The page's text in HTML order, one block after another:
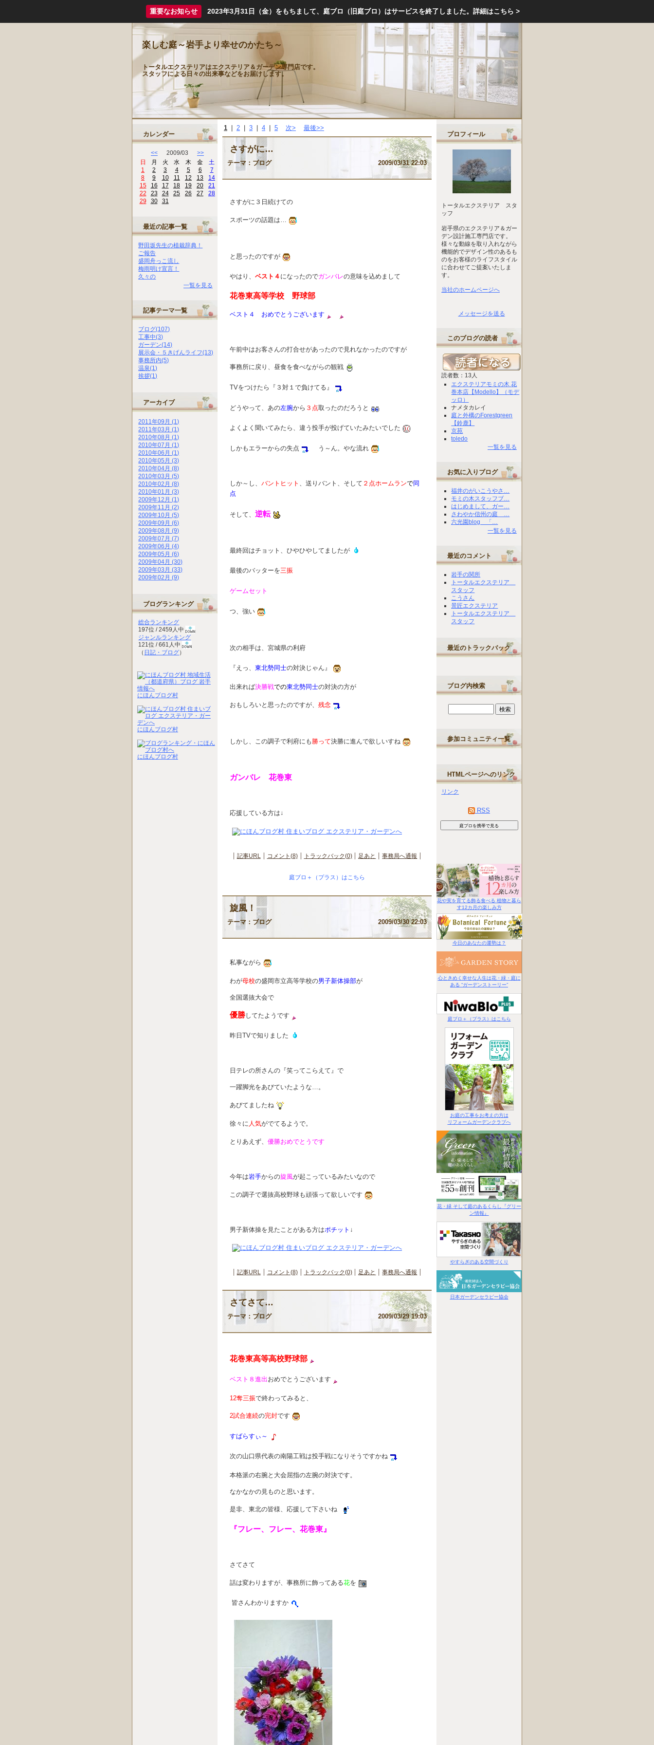
重要なお知らせ 2023年3月31日（金）をもちまして、庭ブロ（旧庭ブロ）はサービスを終了しました。 詳細はこちら >
楽しむ庭～岩手より幸せのかたち～
トータルエクステリアはエクステリア＆ガーデン専門店です。
スタッフによる日々の出来事などをお届けします。
1 2 3 4 5 次> 最後>>
さすがに…
テーマ： ブログ 2009/03/31 22:03
さすがに３日続けての
スポーツの話題は…
と思ったのですが
やはり、 ベスト４ になったのでガンバレの意味を込めまして
花巻東高等学校 野球部
ベスト４ おめでとうございます
午前中はお客さんの打合せがあったので見れなかったのですが
事務所に戻り、昼食を食べながらの観戦
TVをつけたら『３対１で負けてる』
どうやって、あの左腕から ３点取ったのだろうと
よくよく聞いてみたら、違う投手が投げていたみたいでした
しかもエラーからの失点 う～ん。やな流れ
しか～し、 バントヒット 、送りバント、そして ２点ホームランで同
点
そして、 逆転
最終回はチョット、ひやひやしてましたが
最後のバッターを三振
ゲームセット
つ、強い
次の相手は、宮城県の利府
『えっ、 東北勢同士の対決じゃん』
出来れば決勝戦での東北勢同士の対決の方が
おもしろいと思ったのですが、 残念
しかし、この調子で利府にも 勝って決勝に進んで欲しいすね
ガンバレ 花巻東
応援している方は↓
記事URL コメント(8) トラックバック(0) 足あと 事務局へ通報
庭ブロ＋（プラス）はこちら
旋風！
テーマ： ブログ 2009/03/30 22:03
私事ながら
わが母校の盛岡市立高等学校の男子新体操部が
全国選抜大会で
優勝してたようです
昨日TVで知りました
日テレの所さんの『笑ってこらえて』で
一躍脚光をあびていたような…。
あびてましたね
徐々に 人気がでてるようで。
とりあえず、 優勝おめでとうです
今年は岩手からの旋風が起こっているみたいなので
この調子で選抜高校野球も頑張って欲しいです
男子新体操を見たことがある方はポチット ↓
記事URL コメント(8) トラックバック(0) 足あと 事務局へ通報
さてさて…
テーマ： ブログ 2009/03/29 19:03
花巻東高等高校野球部
ベスト８進出 おめでとうございます
12奪三振で終わってみると、
2試合連続の完封です
すばらすぃ～
次の山口県代表の南陽工戦は投手戦になりそうですかね
本格派の右腕と大会屈指の左腕の対決です。
なかなかの見ものと思います。
是非、東北の皆様、応援して下さいね
『フレー、フレー、花巻東』
さてさて
話は変わりますが、事務所に飾ってある花を
皆さんわかりますか
カレンダー
<< 2009/03 >>
日
月 火 水 木 金
土
1
2 3 4 5 6
7
8
9 10 11 12 13
14
15
16 17 18 19 20
21
22
23 24 25 26 27
28
29
30 31
最近の記事一覧
野田坂先生の植栽辞典！
ご報告
盛岡舟っこ流し
梅雨明け宣言！
久々の
一覧を見る
記事テーマ一覧
ブログ(107)
工事中(3)
ガーデン(14)
展示会・５きげんライフ(13)
事務所内(5)
温泉(1)
挨拶(1)
アーカイブ
2011年09月 (1)
2011年03月 (1)
2010年08月 (1)
2010年07月 (1)
2010年06月 (1)
2010年05月 (3)
2010年04月 (8)
2010年03月 (5)
2010年02月 (8)
2010年01月 (3)
2009年12月 (1)
2009年11月 (2)
2009年10月 (5)
2009年09月 (6)
2009年08月 (9)
2009年07月 (7)
2009年06月 (4)
2009年05月 (6)
2009年04月 (30)
2009年03月 (33)
2009年02月 (9)
ブログランキング
総合ランキング
197位 / 2459人中
ジャンルランキング
121位 / 661人中
（ 日記・ブログ）
にほんブログ村
にほんブログ村
にほんブログ村
プロフィール
トータルエクステリア スタ
ッフ
岩手県のエクステリア＆ガー
デン設計施工専門店です。
様々な動線を取り入れながら
機能的でデザイン性のあるも
のをお客様のライフスタイル
に合わせてご提案いたしま
す。
当社のホームページへ
メッセージを送る
このブログの読者
読者数：13人
エクステリアモミの木 花
巻本店【Modello】（モデ
ッロ）
ナメタカレイ
庭と外構のForestgreen
【鈴鹿】
京苑
toledo
一覧を見る
お気に入りブログ
福井のがいこうやさ…
モミの木スタッフブ…
はじめまして、ガー…
さわやか信州の庭 …
六光園blog 「…
一覧を見る
最近のコメント
岩手の関所
トータルエクステリア
スタッフ
こうさん
景匠エクステリア
トータルエクステリア
スタッフ
最近のトラックバック
ブログ内検索
参加コミュニティ一覧
HTMLページへのリンク
リンク
RSS
花や実を育てる飾る食べる 植物と暮ら
す12カ月の楽しみ方
今日のあなたの運勢は？
心ときめく幸せな人生は花・緑・庭に
ある “ガーデンストーリー”
庭ブロ＋（プラス）はこちら
お庭の工事をお考えの方は
リフォームガーデンクラブへ
花・緑 そして庭のあるくらし『グリー
ン情報』
やすらぎのある空間づくり
日本ガーデンセラピー協会